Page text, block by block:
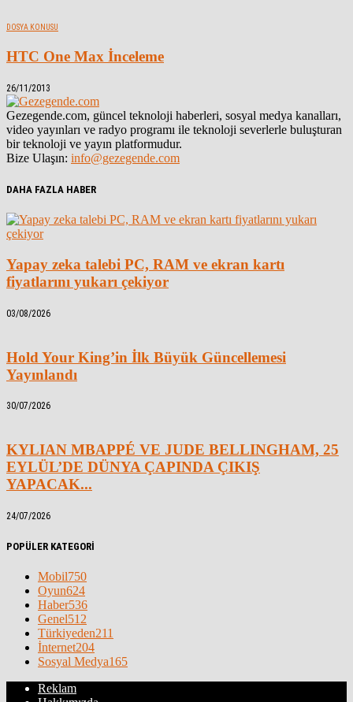
DOSYA KONUSU
HTC One Max İnceleme
26/11/2013
Gezegende.com, güncel teknoloji haberleri, sosyal medya kanalları,
video yayınları ve radyo programı ile teknoloji severlerle buluşturan
bir teknoloji ve yayın platformudur.
Bize Ulaşın: info@gezegende.com
DAHA FAZLA HABER
Yapay zeka talebi PC, RAM ve ekran kartı
fiyatlarını yukarı çekiyor
03/08/2026
Hold Your King’in İlk Büyük Güncellemesi
Yayınlandı
30/07/2026
KYLIAN MBAPPÉ VE JUDE BELLINGHAM, 25
EYLÜL’DE DÜNYA ÇAPINDA ÇIKIŞ
YAPACAK...
24/07/2026
POPÜLER KATEGORİ
Mobil750
Oyun624
Haber536
Genel512
Türkiyeden211
İnternet204
Sosyal Medya165
Reklam